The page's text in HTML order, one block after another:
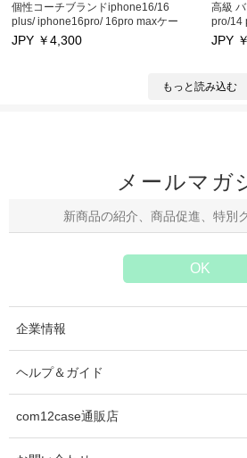
個性コーチブランドiphone16/16
plus/ iphone16pro/ 16pro maxケー
ス, iphone15 15 proケースカバー 高
品質coach アイフォン15 15pro max
ス 大人気 アイフォン12/12pro max
JPY ￥4,300
高級
pro/14
ランド
pro/
pro/
気
JPY
もっと読み込む
メールマガ
企業情報
ヘルプ＆ガイド
com12case通販店